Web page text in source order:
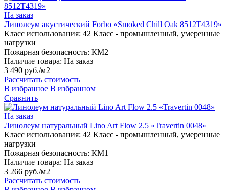
На заказ
Линолеум акустический Forbo «Smoked Chill Oak 8512T4319»
Класс использования: 42 Класс - промышленный, умеренные
нагрузки
Пожарная безопасность: КМ2
Наличие товара: На заказ
3 490 руб./м2
Рассчитать стоимость
В избранное В избранном
Сравнить
На заказ
Линолеум натуральный Lino Art Flow 2.5 «Travertin 0048»
Класс использования: 42 Класс - промышленный, умеренные
нагрузки
Пожарная безопасность: КМ1
Наличие товара: На заказ
3 266 руб./м2
Рассчитать стоимость